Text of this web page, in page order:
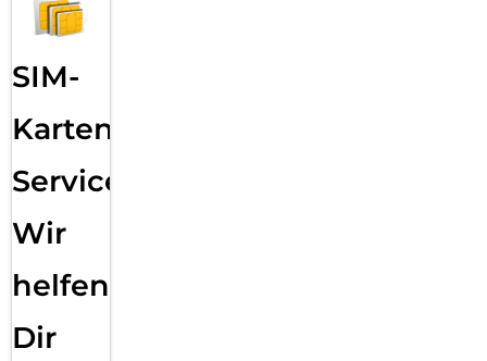
SIM-
Karten
Service:
Wir
helfen
Dir